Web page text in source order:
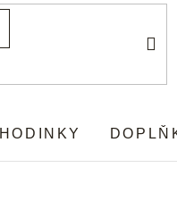
HODINKY